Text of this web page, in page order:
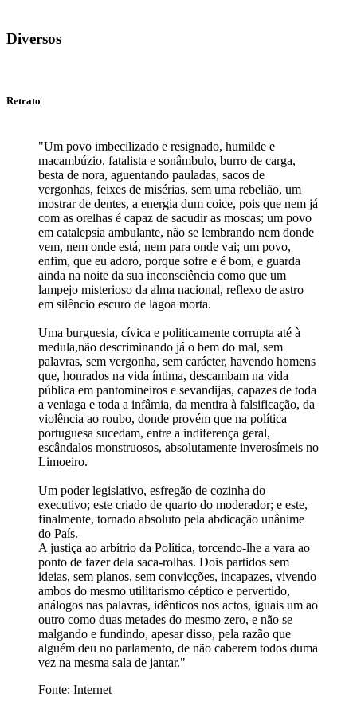
Diversos
Retrato
"Um povo imbecilizado e resignado, humilde e
macambúzio, fatalista e sonâmbulo, burro de carga,
besta de nora, aguentando pauladas, sacos de
vergonhas, feixes de misérias, sem uma rebelião, um
mostrar de dentes, a energia dum coice, pois que nem já
com as orelhas é capaz de sacudir as moscas; um povo
em catalepsia ambulante, não se lembrando nem donde
vem, nem onde está, nem para onde vai; um povo,
enfim, que eu adoro, porque sofre e é bom, e guarda
ainda na noite da sua inconsciência como que um
lampejo misterioso da alma nacional, reflexo de astro
em silêncio escuro de lagoa morta.
Uma burguesia, cívica e politicamente corrupta até à
medula,não descriminando já o bem do mal, sem
palavras, sem vergonha, sem carácter, havendo homens
que, honrados na vida íntima, descambam na vida
pública em pantomineiros e sevandijas, capazes de toda
a veniaga e toda a infâmia, da mentira à falsificação, da
violência ao roubo, donde provém que na política
portuguesa sucedam, entre a indiferença geral,
escândalos monstruosos, absolutamente inverosímeis no
Limoeiro.
Um poder legislativo, esfregão de cozinha do
executivo; este criado de quarto do moderador; e este,
finalmente, tornado absoluto pela abdicação unânime
do País.
A justiça ao arbítrio da Política, torcendo-lhe a vara ao
ponto de fazer dela saca-rolhas. Dois partidos sem
ideias, sem planos, sem convicções, incapazes, vivendo
ambos do mesmo utilitarismo céptico e pervertido,
análogos nas palavras, idênticos nos actos, iguais um ao
outro como duas metades do mesmo zero, e não se
malgando e fundindo, apesar disso, pela razão que
alguém deu no parlamento, de não caberem todos duma
vez na mesma sala de jantar."
Fonte: Internet